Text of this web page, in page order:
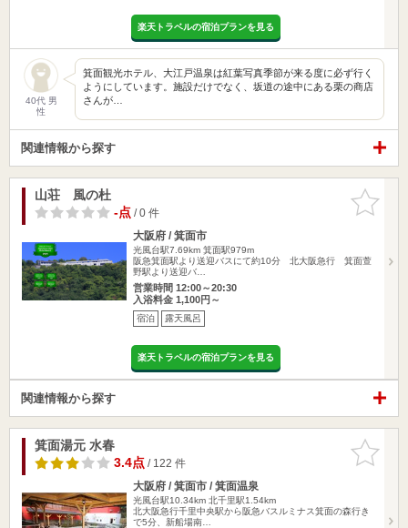
楽天トラベルの宿泊プランを見る
40代 男
性
箕面観光ホテル、大江戸温泉は紅葉写真季節が来る度に必ず行く
ようにしています。施設だけでなく、坂道の途中にある栗の商店
さんが…
関連情報から探す
お気に入
りに追加
山荘 風の杜
-点/ 0 件
大阪府 / 箕面市
光風台駅7.69km 箕面駅979m
阪急箕面駅より送迎バスにて約10分 北大阪急行 箕面萱
野駅より送迎バ…
営業時間 12:00～20:30
入浴料金 1,100円～
宿泊 露天風呂
楽天トラベルの宿泊プランを見る
関連情報から探す
お気に入
りに追加
箕面湯元 水春
3.4点/ 122 件
大阪府 / 箕面市 / 箕面温泉
光風台駅10.34km 北千里駅1.54km
北大阪急行千里中央駅から阪急バスルミナス箕面の森行き
で5分、新船場南…